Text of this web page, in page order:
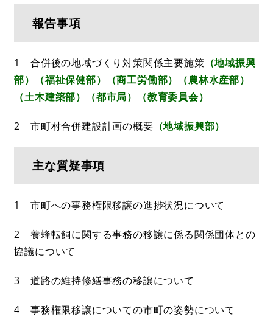
報告事項
1 合併後の地域づくり対策関係主要施策 （地域振興
部）（福祉保健部）（商工労働部）（農林水産部）
（土木建築部）（都市局）（教育委員会）
2 市町村合併建設計画の概要 （地域振興部）
主な質疑事項
1 市町への事務権限移譲の進捗状況について
2 養蜂転飼に関する事務の移譲に係る関係団体との
協議について
3 道路の維持修繕事務の移譲について
4 事務権限移譲についての市町の姿勢について